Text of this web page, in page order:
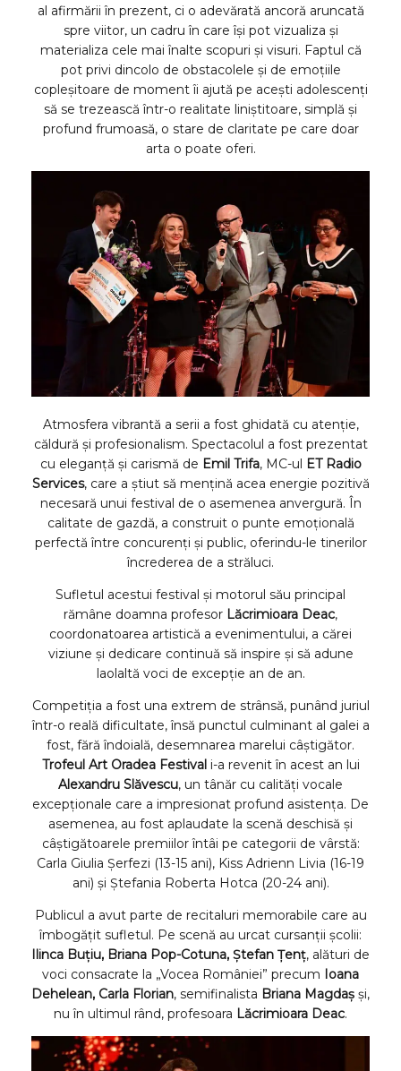
al afirmării în prezent, ci o adevărată ancoră aruncată
spre viitor, un cadru în care își pot vizualiza și
materializa cele mai înalte scopuri și visuri. Faptul că
pot privi dincolo de obstacolele și de emoțiile
copleșitoare de moment îi ajută pe acești adolescenți
să se trezească într-o realitate liniștitoare, simplă și
profund frumoasă, o stare de claritate pe care doar
arta o poate oferi.
Atmosfera vibrantă a serii a fost ghidată cu atenție,
căldură și profesionalism. Spectacolul a fost prezentat
cu eleganță și carismă de Emil Trifa, MC-ul ET Radio
Services, care a știut să mențină acea energie pozitivă
necesară unui festival de o asemenea anvergură. În
calitate de gazdă, a construit o punte emoțională
perfectă între concurenți și public, oferindu-le tinerilor
încrederea de a străluci.
Sufletul acestui festival și motorul său principal
rămâne doamna profesor Lăcrimioara Deac,
coordonatoarea artistică a evenimentului, a cărei
viziune și dedicare continuă să inspire și să adune
laolaltă voci de excepție an de an.
Competiția a fost una extrem de strânsă, punând juriul
într-o reală dificultate, însă punctul culminant al galei a
fost, fără îndoială, desemnarea marelui câștigător.
Trofeul Art Oradea Festivali-a revenit în acest an lui
Alexandru Slăvescu, un tânăr cu calități vocale
excepționale care a impresionat profund asistența. De
asemenea, au fost aplaudate la scenă deschisă și
câștigătoarele premiilor întâi pe categorii de vârstă:
Carla Giulia Șerfezi (13-15 ani), Kiss Adrienn Livia (16-19
ani) și Ștefania Roberta Hotca (20-24 ani).
Publicul a avut parte de recitaluri memorabile care au
îmbogățit sufletul. Pe scenă au urcat cursanții școlii:
Ilinca Buțiu, Briana Pop-Cotuna, Ștefan Țenț, alături de
voci consacrate la „Vocea României” precum Ioana
Dehelean, Carla Florian, semifinalista Briana Magdaș și,
nu în ultimul rând, profesoara Lăcrimioara Deac.